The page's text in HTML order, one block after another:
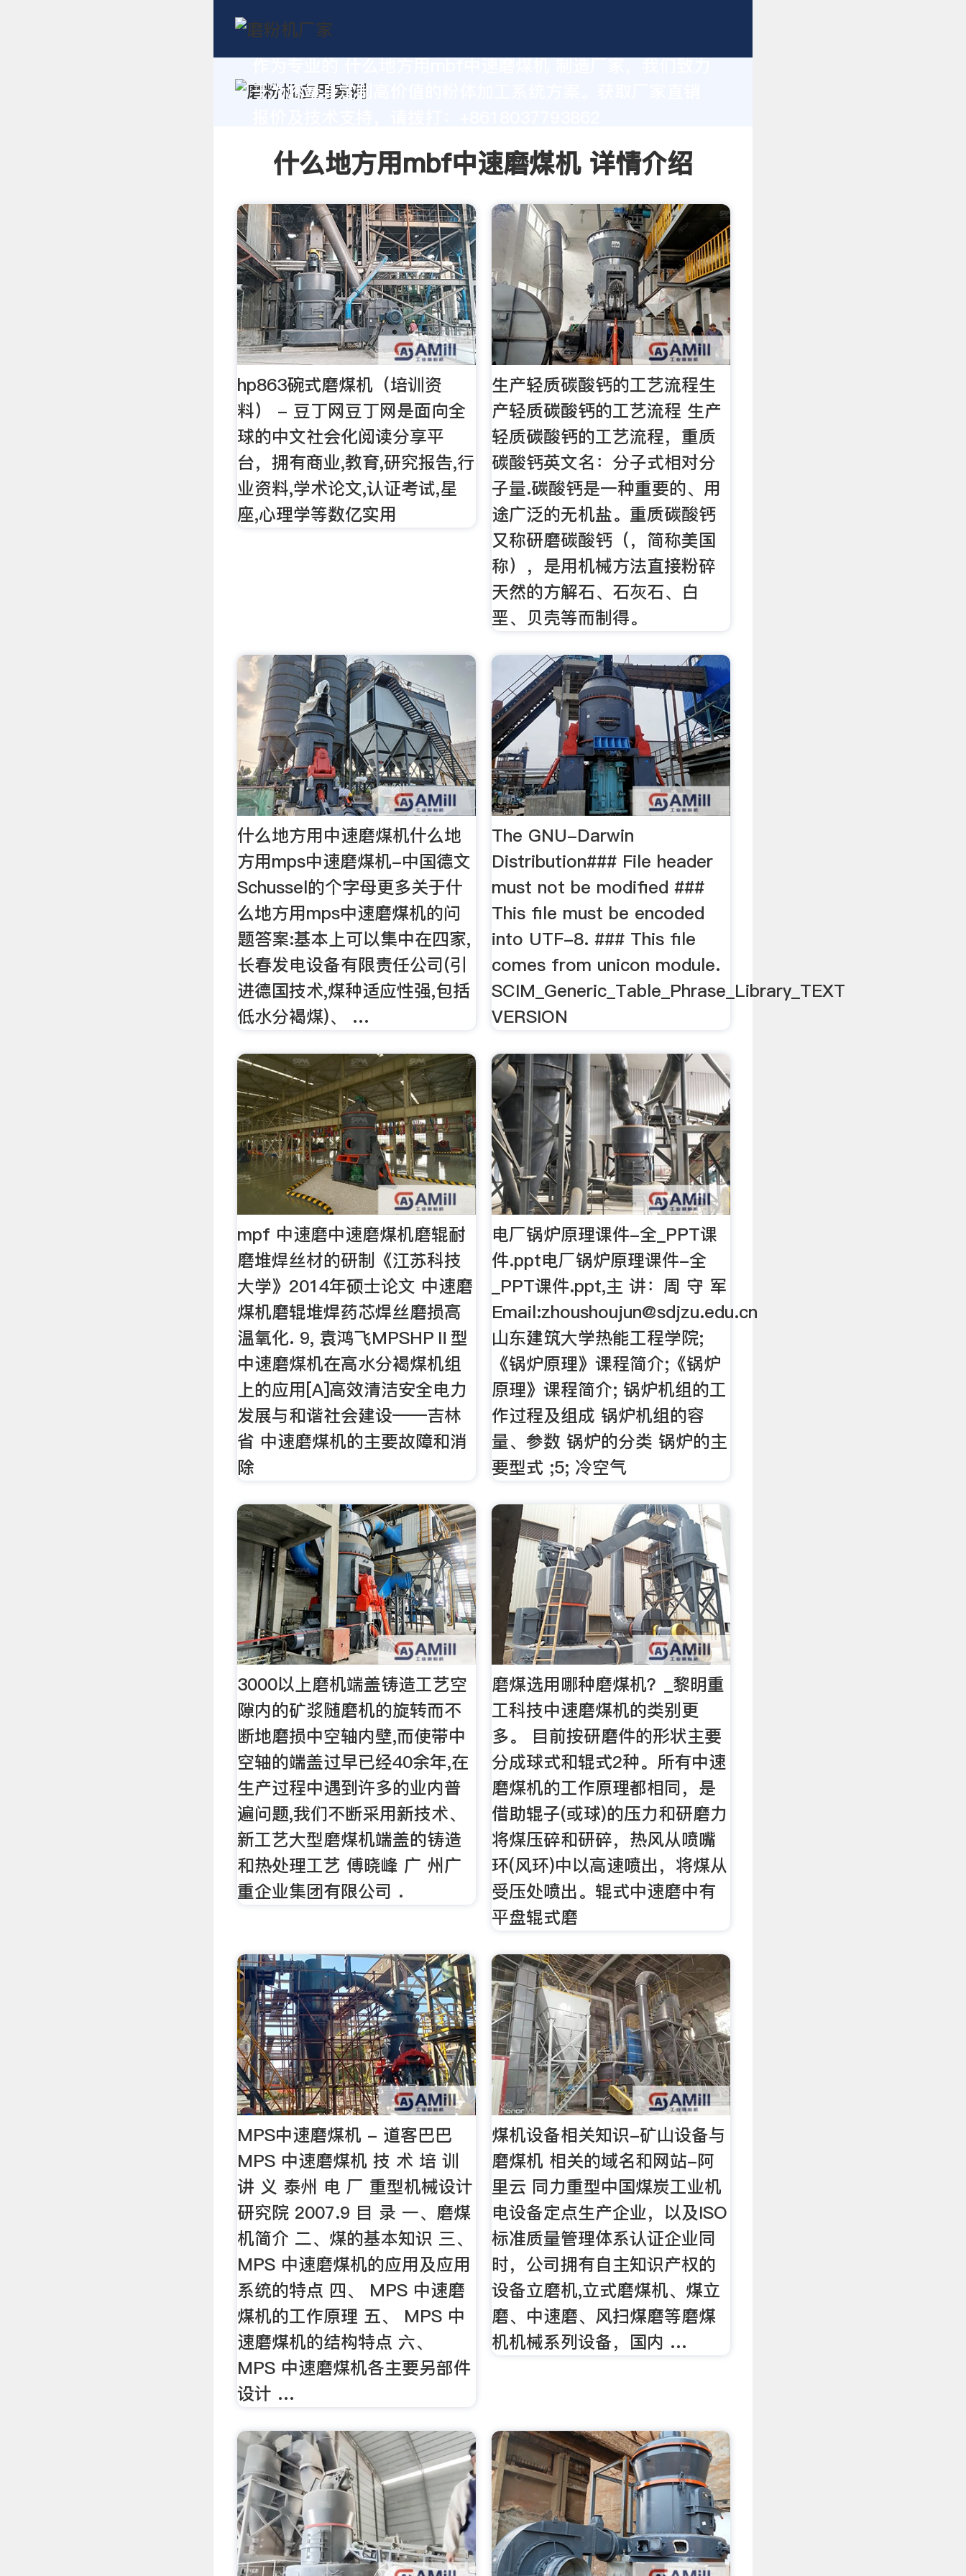
于为您量身定制高价值的粉体加工系统方案。获取厂家直销
什么地方用mbf中速磨煤机 详情介绍
hp863碗式磨煤机（培训资
料） - 豆丁网豆丁网是面向全
球的中文社会化阅读分享平
台，拥有商业,教育,研究报告,行
业资料,学术论文,认证考试,星
座,心理学等数亿实用
生产轻质碳酸钙的工艺流程生
产轻质碳酸钙的工艺流程 生产
轻质碳酸钙的工艺流程，重质
碳酸钙英文名：分子式相对分
子量.碳酸钙是一种重要的、用
途广泛的无机盐。重质碳酸钙
又称研磨碳酸钙（，简称美国
称），是用机械方法直接粉碎
天然的方解石、石灰石、白
垩、贝壳等而制得。
什么地方用中速磨煤机什么地
方用mps中速磨煤机-中国德文
Schussel的个字母更多关于什
么地方用mps中速磨煤机的问
题答案:基本上可以集中在四家,
长春发电设备有限责任公司(引
进德国技术,煤种适应性强,包括
低水分褐煤)、 …
The GNU-Darwin
Distribution### File header
must not be modified ###
This file must be encoded
into UTF-8. ### This file
comes from unicon module.
SCIM_Generic_Table_Phrase_Library_TEXT
VERSION
mpf 中速磨中速磨煤机磨辊耐
磨堆焊丝材的研制《江苏科技
大学》2014年硕士论文 中速磨
煤机磨辊堆焊药芯焊丝磨损高
温氧化. 9, 袁鸿飞MPSHPⅡ型
中速磨煤机在高水分褐煤机组
上的应用[A]高效清洁安全电力
发展与和谐社会建设——吉林
省 中速磨煤机的主要故障和消
除
电厂锅炉原理课件-全_PPT课
件.ppt电厂锅炉原理课件-全
_PPT课件.ppt,主 讲：周 守 军
Email:zhoushoujun@sdjzu.edu.cn
山东建筑大学热能工程学院;
《锅炉原理》课程简介;《锅炉
原理》课程简介; 锅炉机组的工
作过程及组成 锅炉机组的容
量、参数 锅炉的分类 锅炉的主
要型式 ;5; 冷空气
3000以上磨机端盖铸造工艺空
隙内的矿浆随磨机的旋转而不
断地磨损中空轴内壁,而使带中
空轴的端盖过早已经40余年,在
生产过程中遇到许多的业内普
遍问题,我们不断采用新技术、
新工艺大型磨煤机端盖的铸造
和热处理工艺 傅晓峰 广 州广
重企业集团有限公司 .
磨煤选用哪种磨煤机？_黎明重
工科技中速磨煤机的类别更
多。 目前按研磨件的形状主要
分成球式和辊式2种。所有中速
磨煤机的工作原理都相同，是
借助辊子(或球)的压力和研磨力
将煤压碎和研碎，热风从喷嘴
环(风环)中以高速喷出，将煤从
受压处喷出。辊式中速磨中有
平盘辊式磨
MPS中速磨煤机 - 道客巴巴
MPS 中速磨煤机 技 术 培 训
讲 义 泰州 电 厂 重型机械设计
研究院 2007.9 目 录 一、磨煤
机简介 二、煤的基本知识 三、
MPS 中速磨煤机的应用及应用
系统的特点 四、 MPS 中速磨
煤机的工作原理 五、 MPS 中
速磨煤机的结构特点 六、
MPS 中速磨煤机各主要另部件
设计 …
煤机设备相关知识-矿山设备与
磨煤机 相关的域名和网站-阿
里云 同力重型中国煤炭工业机
电设备定点生产企业，以及ISO
标准质量管理体系认证企业同
时，公司拥有自主知识产权的
设备立磨机,立式磨煤机、煤立
磨、中速磨、风扫煤磨等磨煤
机机械系列设备，国内 …